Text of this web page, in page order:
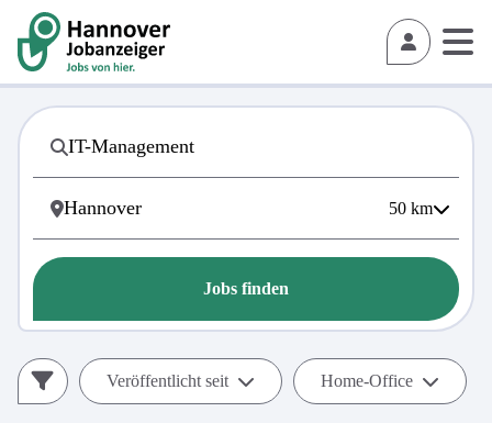
50 km
Jobs finden
Veröffentlicht seit Home-Office